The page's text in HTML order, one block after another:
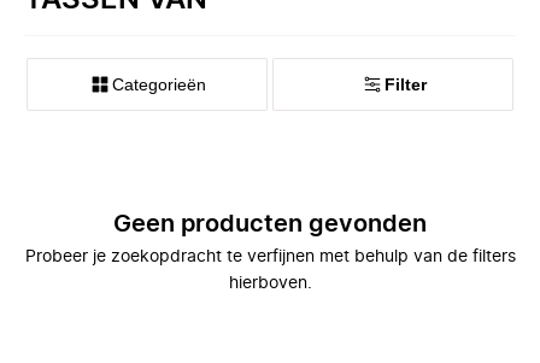
Categorieën Filter
Geen producten gevonden
Probeer je zoekopdracht te verfijnen met behulp van de filters
hierboven.